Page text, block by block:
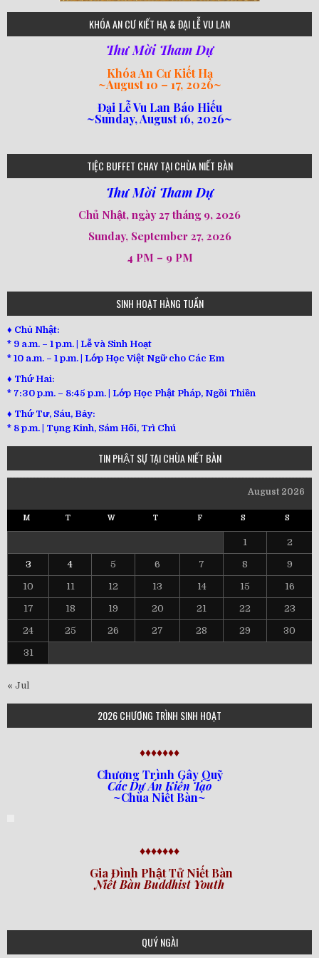
75
80
78
77
82
92
93
94
95
98
641
182
101
loipha2
loipha4
loipha1
loipha5
loipha7
loipha8
loipha10
loipha9
loi-phat-day
loipha15
loipha13
KHÓA AN CƯ KIẾT HẠ & ĐẠI LỄ VU LAN
Thư Mời Tham Dự
Khóa An Cư Kiết Hạ
~August 10 – 17, 2026~
Đại Lễ Vu Lan Báo Hiếu
~Sunday, August 16, 2026~
TIỆC BUFFET CHAY TẠI CHÙA NIẾT BÀN
Thư Mời Tham Dự
Chủ Nhật, ngày 27 tháng 9, 2026
Sunday, September 27, 2026
4 PM – 9 PM
SINH HOẠT HÀNG TUẦN
♦ Chủ Nhật:
* 9 a.m. – 1 p.m. | Lễ và Sinh Hoạt
* 10 a.m. – 1 p.m. | Lớp Học Việt Ngữ cho Các Em
♦ Thứ Hai:
* 7:30 p.m. – 8:45 p.m. | Lớp Học Phật Pháp, Ngồi Thiền
♦ Thứ Tư, Sáu, Bảy:
* 8 p.m. | Tụng Kinh, Sám Hối, Trì Chú
TIN PHẬT SỰ TẠI CHÙA NIẾT BÀN
August 2026
M T W T F S S
1 2
3 4 5 6 7 8 9
10 11 12 13 14 15 16
17 18 19 20 21 22 23
24 25 26 27 28 29 30
31
« Jul
2026 CHƯƠNG TRÌNH SINH HOẠT
♦♦♦♦♦♦♦
Chương Trình Gây Quỹ
Các Dự Án Kiến Tạo
~Chùa Niết Bàn~
♦♦♦♦♦♦♦
Gia Đình Phật Tử Niết Bàn
Niết Bàn Buddhist Youth
QUÝ NGÀI